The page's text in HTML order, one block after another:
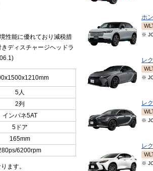
性能に優れており減税措
ディスチャージヘッドラ
5人
2列
インパネ5AT
5ドア
165mm
6200rpm
ます。
ホ
※
レ
※
レ
※
レ
※